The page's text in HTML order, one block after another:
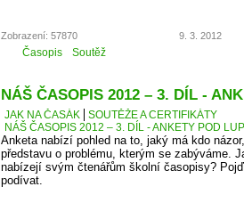
Zobrazení: 57870 9. 3. 2012
Časopis Soutěž
NÁŠ ČASOPIS 2012 – 3. DÍL -
JAK NA ČASÁK
SOUTĚŽE A CERTIFIKÁTY
NÁŠ ČASOPIS 2012 – 3. DÍL - ANKETY POD
Anketa nabízí pohled na to, jaký má kdo
představu o problému, kterým se zabýváme.
nabízejí svým čtenářům školní časopisy?
podívat.